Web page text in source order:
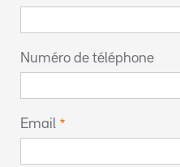
Numéro de téléphone
Email